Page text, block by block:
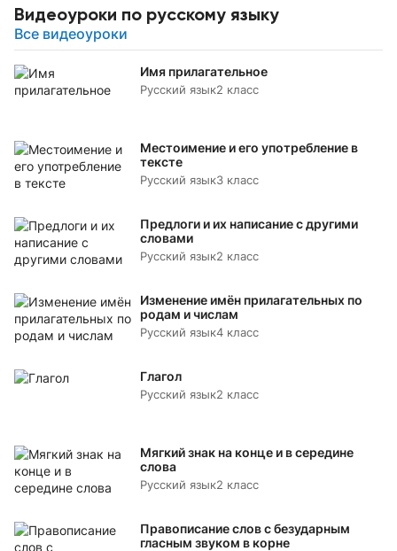
Видеоуроки по русскому языку
Все видеоуроки
Имя прилагательное
Русский язык2 класс
Местоимение и его употребление в
тексте
Русский язык3 класс
Предлоги и их написание с другими
словами
Русский язык2 класс
Изменение имён прилагательных по
родам и числам
Русский язык4 класс
Глагол
Русский язык2 класс
Мягкий знак на конце и в середине
слова
Русский язык2 класс
Правописание слов с безударным
гласным звуком в корне